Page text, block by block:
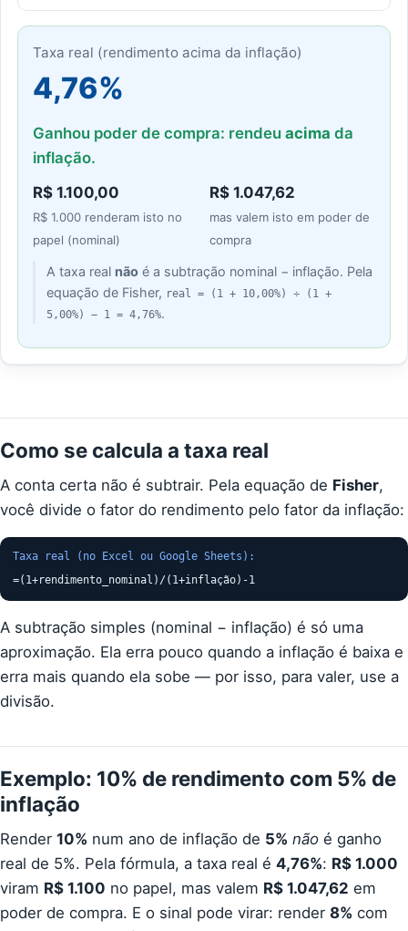
Taxa real (rendimento acima da inflação)
4,76%
Ganhou poder de compra: rendeu acima da
inflação.
R$ 1.100,00
R$ 1.000 renderam isto no
papel (nominal)
R$ 1.047,62
mas valem isto em poder de
compra
A taxa real não é a subtração nominal − inflação. Pela
equação de Fisher, real = (1 + 10,00%) ÷ (1 +
5,00%) − 1 =4,76%.
Como se calcula a taxa real
A conta certa não é subtrair. Pela equação de Fisher,
você divide o fator do rendimento pelo fator da inflação:
Taxa real (no Excel ou Google Sheets):
=(1+rendimento_nominal)/(1+inflação)-1
A subtração simples (nominal − inflação) é só uma
aproximação. Ela erra pouco quando a inflação é baixa e
erra mais quando ela sobe — por isso, para valer, use a
divisão.
Exemplo: 10% de rendimento com 5% de
inflação
Render 10% num ano de inflação de 5% não é ganho
real de 5%. Pela fórmula, a taxa real é 4,76%: R$ 1.000
viram R$ 1.100 no papel, mas valem R$ 1.047,62 em
poder de compra. E o sinal pode virar: render 8% com